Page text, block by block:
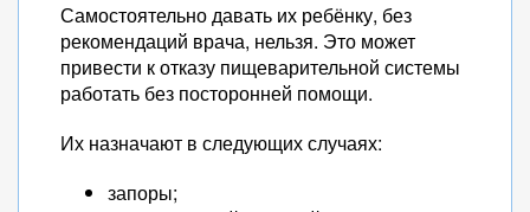
Самостоятельно давать их ребёнку, без
рекомендаций врача, нельзя. Это может
привести к отказу пищеварительной системы
работать без посторонней помощи.
Их назначают в следующих случаях:
запоры;